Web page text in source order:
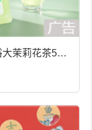
茉莉花茶50g